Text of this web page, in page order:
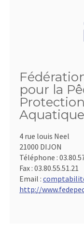
pour la
Aquatique
4 rue louis Neel
21000 DIJON
Téléphone :
Fax : 03.80.55.51.21
Email :
http://